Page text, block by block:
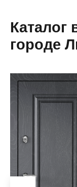
Алушта
Альметьевск
Анапа
Анжеро-
Судженск
Аргаяш
Аркадак
Каталог
городе